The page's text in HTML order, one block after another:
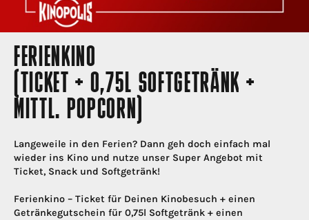
FERIENKINO
(TICKET + 0,75L SOFTGETRÄNK +
MITTL. POPCORN)
Langeweile in den Ferien? Dann geh doch einfach mal
wieder ins Kino und nutze unser Super Angebot mit
Ticket, Snack und Softgetränk!
Ferienkino – Ticket für Deinen Kinobesuch + einen
Getränkegutschein für 0,75l Softgetränk + einen